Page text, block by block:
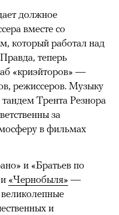
должное
вместе со
который работал над
теперь
«криэйторов» —
режиссеров. Музыку
Трента Резнора
за
в фильмах
и «Братьев по
«Чернобыля» —
и